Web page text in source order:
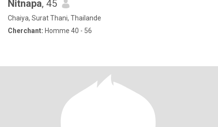
Nitnapa, 45
Chaiya, Surat Thani, Thailande
Cherchant: Homme 40 - 56